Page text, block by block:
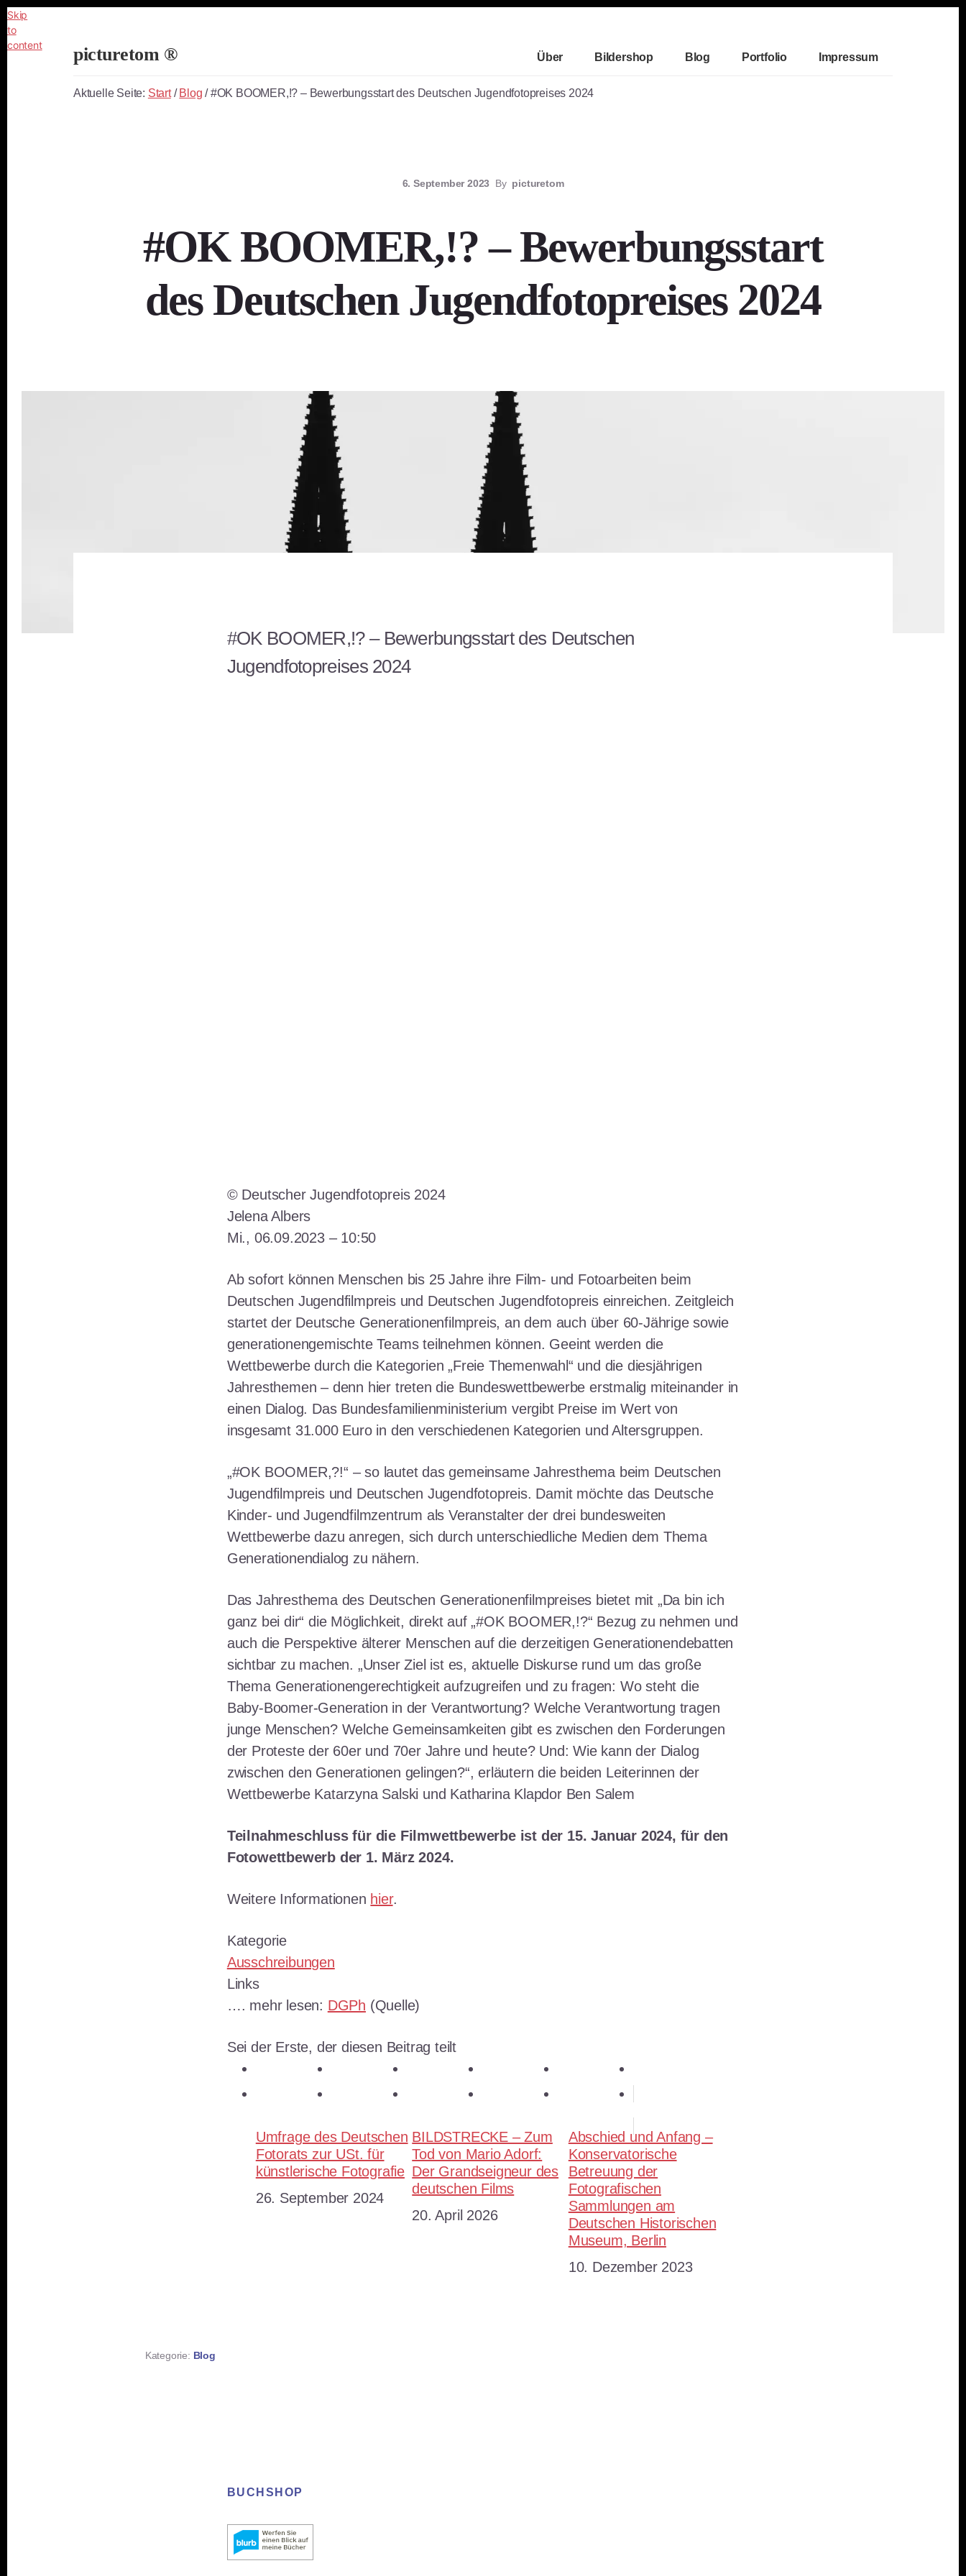
Skip
to
content
picturetom ®
Fine
Über Bildershop Blog Portfolio Impressum
Aktuelle Seite: Start / Blog /#OK BOOMER,!? – Bewerbungsstart des Deutschen Jugendfotopreises 2024
6. September 2023 By picturetom
#OK BOOMER,!? – Bewerbungsstart
des Deutschen Jugendfotopreises 2024
#OK BOOMER,!? – Bewerbungsstart des Deutschen
Jugendfotopreises 2024
© Deutscher Jugendfotopreis 2024
Jelena Albers
Mi., 06.09.2023 – 10:50
Ab sofort können Menschen bis 25 Jahre ihre Film- und Fotoarbeiten beim
Deutschen Jugendfilmpreis und Deutschen Jugendfotopreis einreichen. Zeitgleich
startet der Deutsche Generationenfilmpreis, an dem auch über 60-Jährige sowie
generationengemischte Teams teilnehmen können. Geeint werden die
Wettbewerbe durch die Kategorien „Freie Themenwahl“ und die diesjährigen
Jahresthemen – denn hier treten die Bundeswettbewerbe erstmalig miteinander in
einen Dialog. Das Bundesfamilienministerium vergibt Preise im Wert von
insgesamt 31.000 Euro in den verschiedenen Kategorien und Altersgruppen.
„#OK BOOMER,?!“ – so lautet das gemeinsame Jahresthema beim Deutschen
Jugendfilmpreis und Deutschen Jugendfotopreis. Damit möchte das Deutsche
Kinder- und Jugendfilmzentrum als Veranstalter der drei bundesweiten
Wettbewerbe dazu anregen, sich durch unterschiedliche Medien dem Thema
Generationendialog zu nähern.
Das Jahresthema des Deutschen Generationenfilmpreises bietet mit „Da bin ich
ganz bei dir“ die Möglichkeit, direkt auf „#OK BOOMER,!?“ Bezug zu nehmen und
auch die Perspektive älterer Menschen auf die derzeitigen Generationendebatten
sichtbar zu machen. „Unser Ziel ist es, aktuelle Diskurse rund um das große
Thema Generationengerechtigkeit aufzugreifen und zu fragen: Wo steht die
Baby-Boomer-Generation in der Verantwortung? Welche Verantwortung tragen
junge Menschen? Welche Gemeinsamkeiten gibt es zwischen den Forderungen
der Proteste der 60er und 70er Jahre und heute? Und: Wie kann der Dialog
zwischen den Generationen gelingen?“, erläutern die beiden Leiterinnen der
Wettbewerbe Katarzyna Salski und Katharina Klapdor Ben Salem
Teilnahmeschluss für die Filmwettbewerbe ist der 15. Januar 2024, für den
Fotowettbewerb der 1. März 2024.
Weitere Informationen hier.
Kategorie
Ausschreibungen
Links
…. mehr lesen: DGPh (Quelle)
Sei der Erste, der diesen Beitrag teilt
Umfrage des Deutschen
Fotorats zur USt. für
künstlerische Fotografie
Datum
26. September 2024
BILDSTRECKE – Zum
Tod von Mario Adorf:
Der Grandseigneur des
deutschen Films
Datum
20. April 2026
Abschied und Anfang –
Konservatorische
Betreuung der
Fotografischen
Sammlungen am
Deutschen Historischen
Museum, Berlin
Datum
10. Dezember 2023
Kategorie: Blog
BUCHSHOP